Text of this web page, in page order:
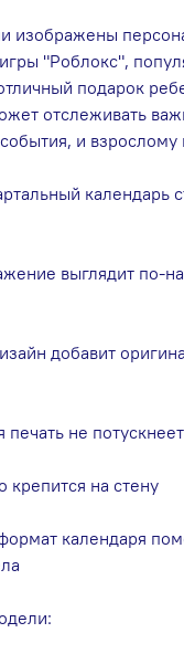
изображены
"Роблокс",
подарок
отслеживать
и взрослому
календарь
выглядит по-
добавит
печать не потускнеет
крепится на стену
календаря